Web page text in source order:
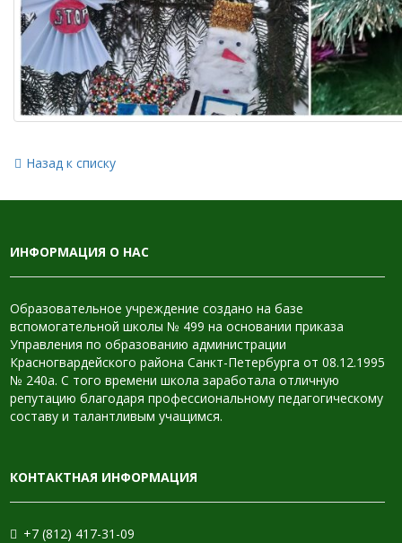
Назад к списку
ИНФОРМАЦИЯ О НАС
Образовательное учреждение создано на базе
вспомогательной школы № 499 на основании приказа
Управления по образованию администрации
Красногвардейского района Санкт-Петербурга от 08.12.1995
№ 240а. С того времени школа заработала отличную
репутацию благодаря профессиональному педагогическому
составу и талантливым учащимся.
КОНТАКТНАЯ ИНФОРМАЦИЯ
+7 (812) 417-31-09